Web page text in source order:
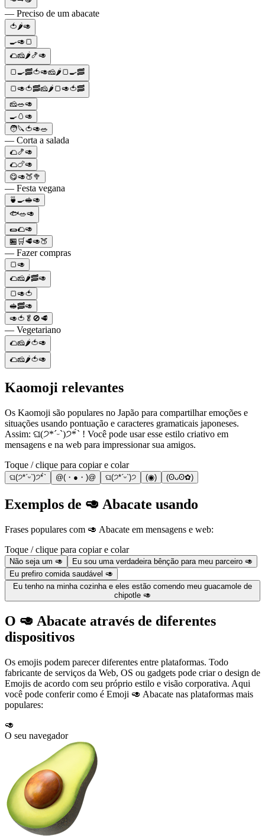
— Preciso de um abacate
🍅🌶️🥑
🍳🥑🍞
🌮🧀🌶️🍤🥑
🍞🍳🥓🍅🥑🧀🌶️🍞🍳🥓
🍞🥑🍅🥓🧀🌶️🍞🥑🍅🥓
🧀🥗🥑
🍳🥚🥑
🧑🔪🍅🥑🥗
— Corta a salada
🌮🍤🥑
🌮🍗🥑
😋🥑🍑🥦
— Festa vegana
🍵🍳🥪🥑
🐟🥗🥑
🌯🌮🥑
🏪🛒🥩🥑🍑
— Fazer compras
🍞🥑
🌮🧀🌶️🥓🥑
🍞🥑🍅
🥪🥓🥑
🥑🍅🥬🚫🥩
— Vegetariano
🌮🧀🌶️🍅🥑
🌮🧀🌶️🍅🥑
Kaomoji relevantes
Os Kaomoji são populares no Japão para compartilhar emoções e
situações usando pontuação e caracteres gramaticais japoneses.
Assim: ଘ(੭*ˊᵕˋ)੭* ̀ˋ ! Você pode usar esse estilo criativo em
mensagens e na web para impressionar sua amigos.
Toque / clique para copiar e colar
ଘ(੭*ˊᵕˋ)੭* ̀ˋ @(・●・)@ ଘ(੭*ˊᵕˋ)੭ (◉) (ʘᴗʘ✿)
Exemplos de 🥑 Abacate usando
Frases populares com 🥑 Abacate em mensagens e web:
Toque / clique para copiar e colar
Não seja um 🥑
Eu sou uma verdadeira bênção para meu parceiro 🥑
Eu prefiro comida saudável 🥑
Eu tenho na minha cozinha e eles estão comendo meu guacamole de
chipotle 🥑
O 🥑 Abacate através de diferentes
dispositivos
Os emojis podem parecer diferentes entre plataformas. Todo
fabricante de serviços da Web, OS ou gadgets pode criar o design de
Emojis de acordo com seu próprio estilo e visão corporativa. Aqui
você pode conferir como é Emoji 🥑 Abacate nas plataformas mais
populares:
🥑
O seu navegador